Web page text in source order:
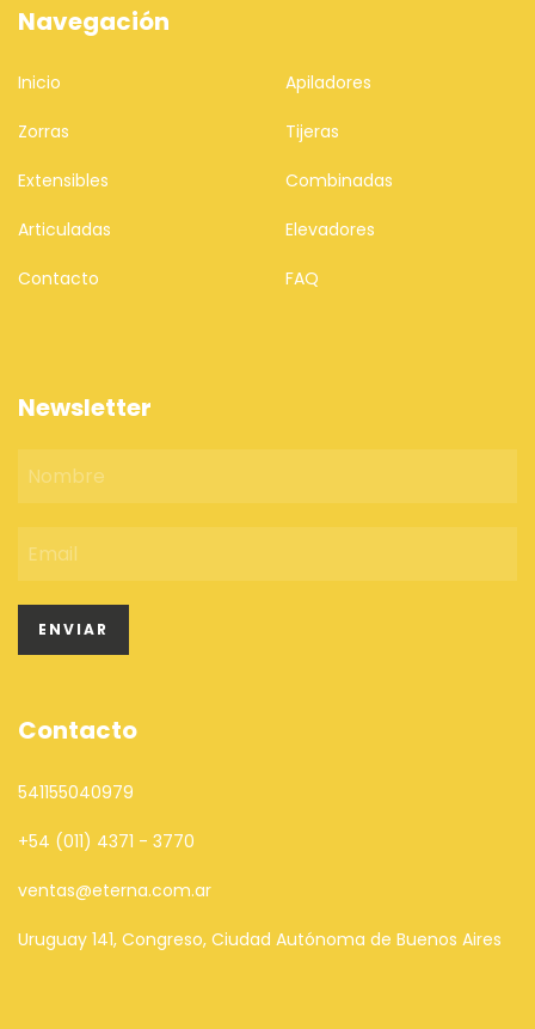
Navegación
Inicio Apiladores
Zorras Tijeras
Extensibles Combinadas
Articuladas Elevadores
Contacto FAQ
Newsletter
Contacto
541155040979
+54 (011) 4371 - 3770
ventas@eterna.com.ar
Uruguay 141, Congreso, Ciudad Autónoma de Buenos Aires